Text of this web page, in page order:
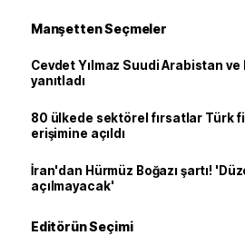
Manşetten Seçmeler
Cevdet Yılmaz Suudi Arabistan ve
yanıtladı
80 ülkede sektörel fırsatlar Türk
erişimine açıldı
İran'dan Hürmüz Boğazı şartı!
açılmayacak'
Editörün Seçimi